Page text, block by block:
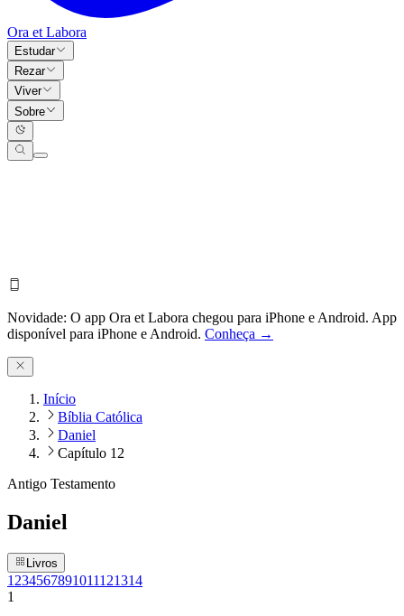
Ora et Labora
Estudar
Rezar
Viver
Sobre
Novidade: O app Ora et Labora chegou para iPhone e Android. App
disponível para iPhone e Android. Conheça →
Início
Bíblia Católica
Daniel
Capítulo 12
Antigo Testamento
Daniel
Livros
1 234567891011121314
1